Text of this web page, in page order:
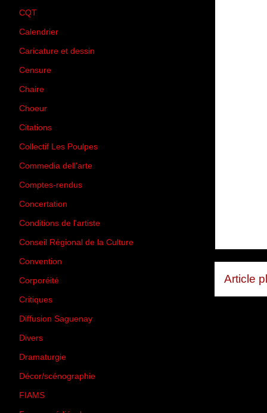
Article
CQT
Calendrier
Caricature et dessin
Censure
Chaire
Choeur
Citations
Collectif Les Poulpes
Commedia dell'arte
Comptes-rendus
Concertation
Conditions de l'artiste
Conseil Régional de la Culture
Convention
Corporéité
Critiques
Diffusion Saguenay
Divers
Dramaturgie
Décor/scénographie
FIAMS